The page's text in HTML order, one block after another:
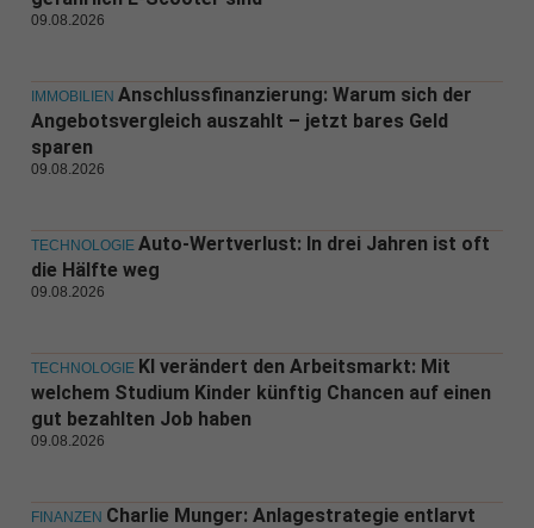
09.08.2026
IMMOBILIEN Anschlussfinanzierung: Warum sich der
Angebotsvergleich auszahlt – jetzt bares Geld
sparen
09.08.2026
TECHNOLOGIE Auto-Wertverlust: In drei Jahren ist oft
die Hälfte weg
09.08.2026
TECHNOLOGIE KI verändert den Arbeitsmarkt: Mit
welchem Studium Kinder künftig Chancen auf einen
gut bezahlten Job haben
09.08.2026
FINANZEN Charlie Munger: Anlagestrategie entlarvt